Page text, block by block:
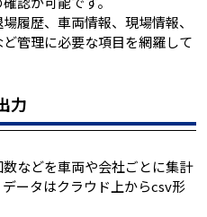
履歴、車両情報、現場情報、
管理に必要な項目を網羅して
力
などを車両や会社ごとに集計
ータはクラウド上からcsv形